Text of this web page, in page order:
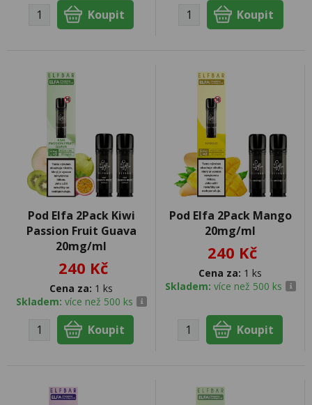
Pod Elfa 2Pack Kiwi
Passion Fruit Guava
20mg/ml
240 Kč
Cena za: 1 ks
Skladem: více než 500 ks
Pod Elfa 2Pack Mango
20mg/ml
240 Kč
Cena za: 1 ks
Skladem: více než 500 ks